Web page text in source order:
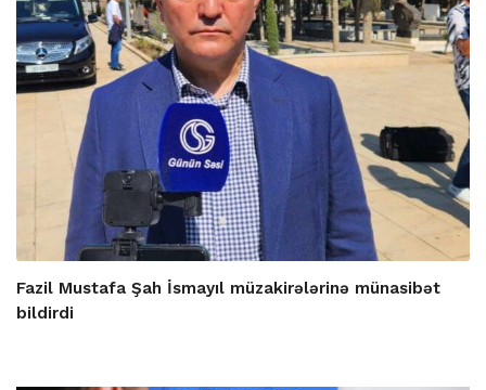
Fazil Mustafa Şah İsmayıl müzakirələrinə münasibət
bildirdi